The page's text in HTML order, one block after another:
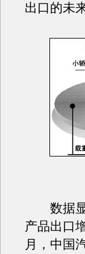
出口的未
数据显
产品出口
月，中国